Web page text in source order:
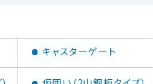
キャスターゲート